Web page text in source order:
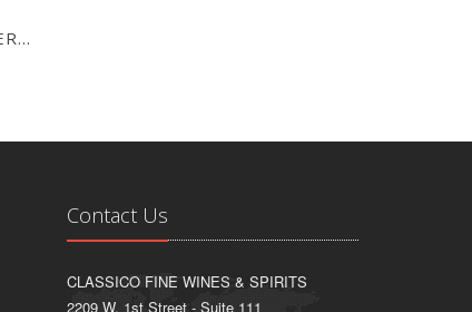
VERNACCIA DI ORISTANO RISERVA 1979
Contact Us
CLASSICO FINE WINES & SPIRITS
2209 W. 1st Street - Suite 111